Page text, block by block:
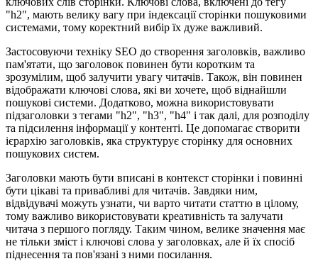
"h2", мають велику вагу при індексації сторінки пошуковими
системами, тому коректний вибір їх дуже важливий.
Застосовуючи техніку SEO до створення заголовків, важливо
пам'ятати, що заголовок повинен бути коротким та
зрозумілим, щоб залучити увагу читачів. Також, він повинен
відображати ключові слова, які ви хочете, щоб віднайшли
пошукові системи. Додатково, можна використовувати
підзаголовки з тегами "h2", "h3", "h4" і так далі, для розподілу
та підсилення інформації у контенті. Це допомагає створити
ієрархію заголовків, яка структурує сторінку для основних
пошукових систем.
Заголовки мають бути вписані в контекст сторінки і повинні
бути цікаві та привабливі для читачів. Завдяки ним,
відвідувачі можуть узнати, чи варто читати статтю в цілому,
тому важливо використовувати креативність та залучати
читача з першого погляду. Таким чином, велике значення має
не тільки зміст і ключові слова у заголовках, але й їх спосіб
піднесення та пов'язані з ними посилання.